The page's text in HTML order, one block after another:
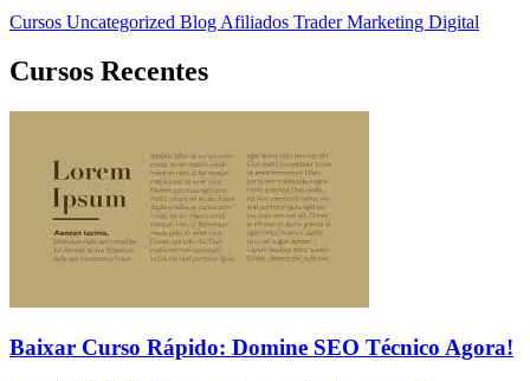
Cursos Uncategorized Blog Afiliados TraderMarketing Digital
Cursos Recentes
Baixar Curso Rápido: Domine SEO Técnico Agora!